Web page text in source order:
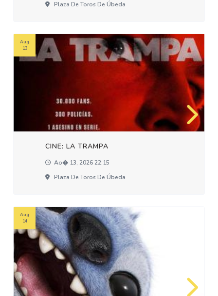
Plaza De Toros De Úbeda
CINE: LA TRAMPA
Ao� 13, 2026 22:15
Plaza De Toros De Úbeda
Aug
13
Aug
14